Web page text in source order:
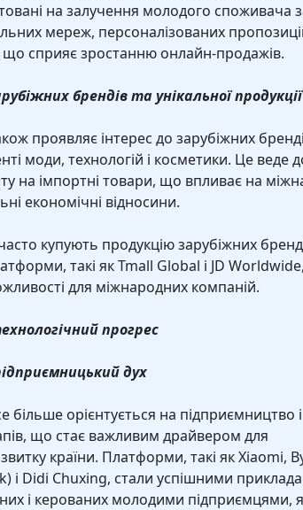
на залучення молодого споживача
мереж, персоналізованих
що сприяє зростанню онлайн-продажів.
брендів та унікальної продукції
проявляє інтерес до зарубіжних
моди, технологій і косметики. Це веде
на імпортні товари, що впливає на
економічні відносини.
купують продукцію зарубіжних
такі як Tmall Global і JD
для міжнародних компаній.
прогрес
дух
орієнтується на підприємництво і
що стає важливим драйвером для
країни. Платформи, такі як Xiaomi,
і Didi Chuxing, стали успішними
і керованих молодими підприємцями,